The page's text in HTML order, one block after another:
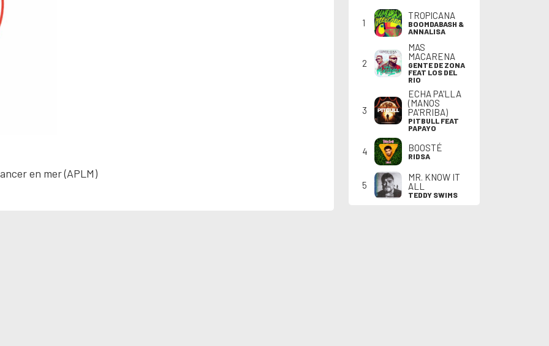
en mer (APLM)
1
TROPICANA
BOOMDABASH &
ANNALISA
2
MAS
MACARENA
GENTE DE ZONA
FEAT LOS DEL
RIO
3
ECHA PA'LLA
(MANOS
PA'RRIBA)
PITBULL FEAT
PAPAYO
4 BOOSTÉ
RIDSA
5
MR. KNOW IT
ALL
TEDDY SWIMS